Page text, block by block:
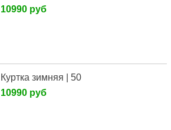
10990 руб
Куртка зимняя | 50
10990 руб